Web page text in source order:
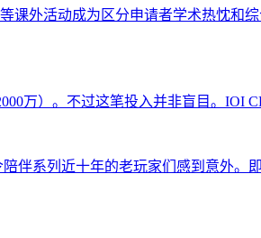
课外活动成为区分申请者学术热忱和
万）。不过这笔投入并非盲目。IOI
伴系列近十年的老玩家们感到意外。